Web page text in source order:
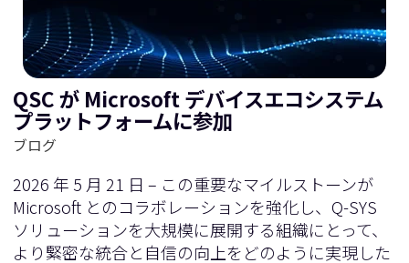
QSC が Microsoft デバイスエコシステム
プラットフォームに参加
ブログ
2026 年 5 月 21 日 – この重要なマイルストーンが
Microsoft とのコラボレーションを強化し、Q-SYS
ソリューションを大規模に展開する組織にとって、
より緊密な統合と自信の向上をどのように実現した